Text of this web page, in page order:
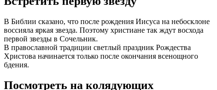
В Библии сказано, что после рождения Иисуса на небосклоне
воссияла яркая звезда. Поэтому христиане так ждут восхода
первой звезды в Сочельник.
В православной традиции светлый праздник Рождества
Христова начинается только после окончания всенощного
бдения.
Посмотреть на колядующих